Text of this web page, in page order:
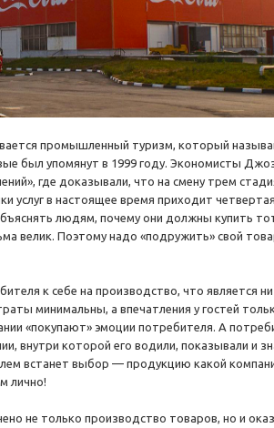
промышленный туризм, который
был упомянут в 1999 году. Экономисты
где доказывали, что на смену трем
услуг в настоящее время приходит
людям, почему они должны купить
велик. Поэтому надо «подружить» свой
к себе на производство, что является
минимальны, а впечатления у гостей
«покупают» эмоции потребителя. А
внутри которой его водили, показывали и
встанет выбор — продукцию какой
лично!
не только производство товаров, но и